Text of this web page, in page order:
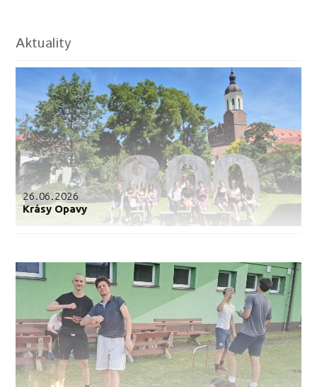
Aktuality
26.06.2026
Krásy Opavy